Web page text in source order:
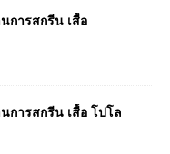
การสกรีน เสื้อ
การสกรีน เสื้อ โปโล